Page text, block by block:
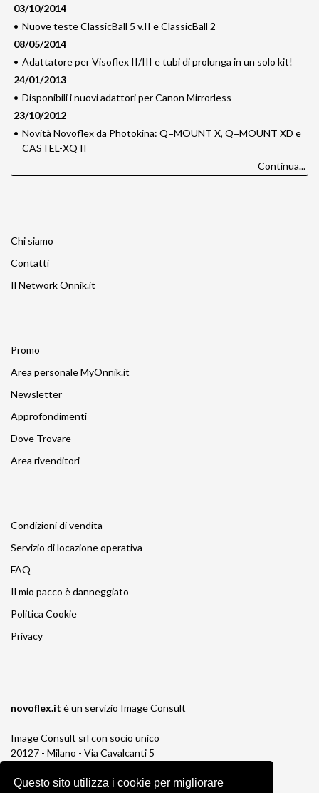
Questo sito utilizza i cookie per migliorare
03/10/2014
• Nuove teste ClassicBall 5 v.II e ClassicBall 2
08/05/2014
• Adattatore per Visoflex II/III e tubi di prolunga in un solo kit!
24/01/2013
• Disponibili i nuovi adattori per Canon Mirrorless
23/10/2012
• Novità Novoflex da Photokina: Q=MOUNT X, Q=MOUNT XD e
CASTEL-XQ II
Continua...
Chi siamo
Contatti
Il Network Onnik.it
Promo
Area personale MyOnnik.it
Newsletter
Approfondimenti
Dove Trovare
Area rivenditori
Condizioni di vendita
Servizio di locazione operativa
FAQ
Il mio pacco è danneggiato
Politica Cookie
Privacy
novoflex.it è un servizio Image Consult
Image Consult srl con socio unico
20127 - Milano - Via Cavalcanti 5
P.IVA e C.F. 03383650961